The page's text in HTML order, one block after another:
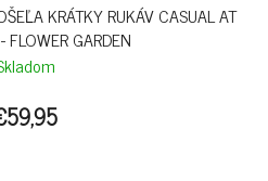
KRÁTKY RUKÁV CASUAL AT
GARDEN